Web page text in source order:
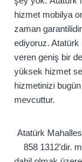
hizmet mobilya
zaman
ediyoruz.
veren geniş bir
yüksek hizmet
hizmetinizi
mevcuttur.
Atatürk
858 1312’dir.